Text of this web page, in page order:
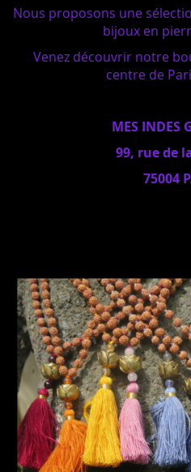
Nous proposons une
bijoux en
Venez découvrir notre
centre de
MES INDES
99, rue de
75004